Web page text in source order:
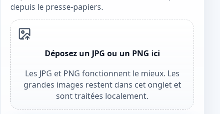
depuis le presse-papiers.
Déposez un JPG ou un PNG ici
Les JPG et PNG fonctionnent le mieux. Les
grandes images restent dans cet onglet et
sont traitées localement.